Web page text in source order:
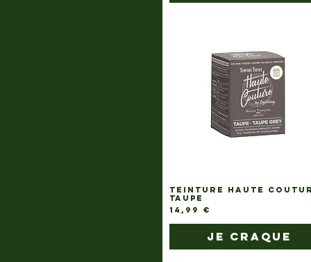
TEINTURE HAUTE
TAUPE
Prix
14,99 €
je craque